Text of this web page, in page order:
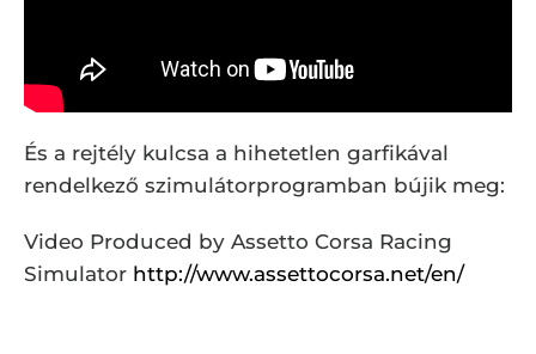
És a rejtély kulcsa a hihetetlen garfikával
rendelkező szimulátorprogramban bújik meg:
Video Produced by Assetto Corsa Racing
Simulator http://www.assettocorsa.net/en/